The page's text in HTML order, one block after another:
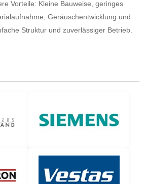
Vorteile: Kleine Bauweise, geringes
Geräuschentwicklung und
Struktur und zuverlässiger Betrieb.